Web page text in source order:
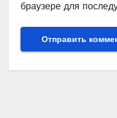
браузере для